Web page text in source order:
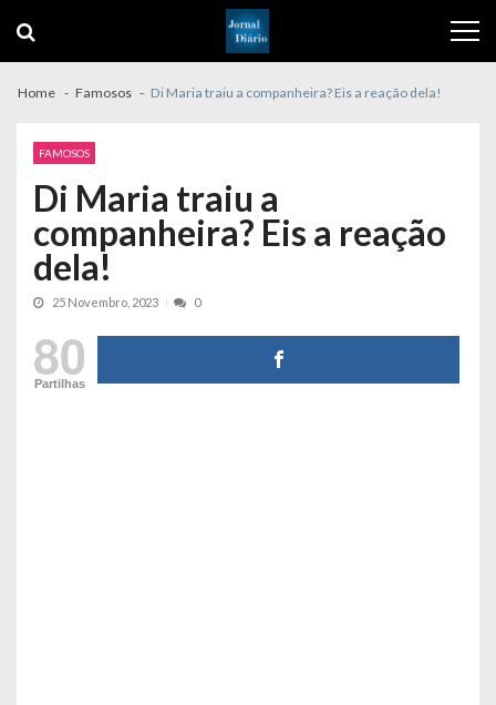
navigation
content
Home Famosos Di Maria traiu a companheira? Eis a reação dela!
FAMOSOS
Di Maria traiu a
companheira? Eis a reação
dela!
25 Novembro, 2023 0
80
Partilhas